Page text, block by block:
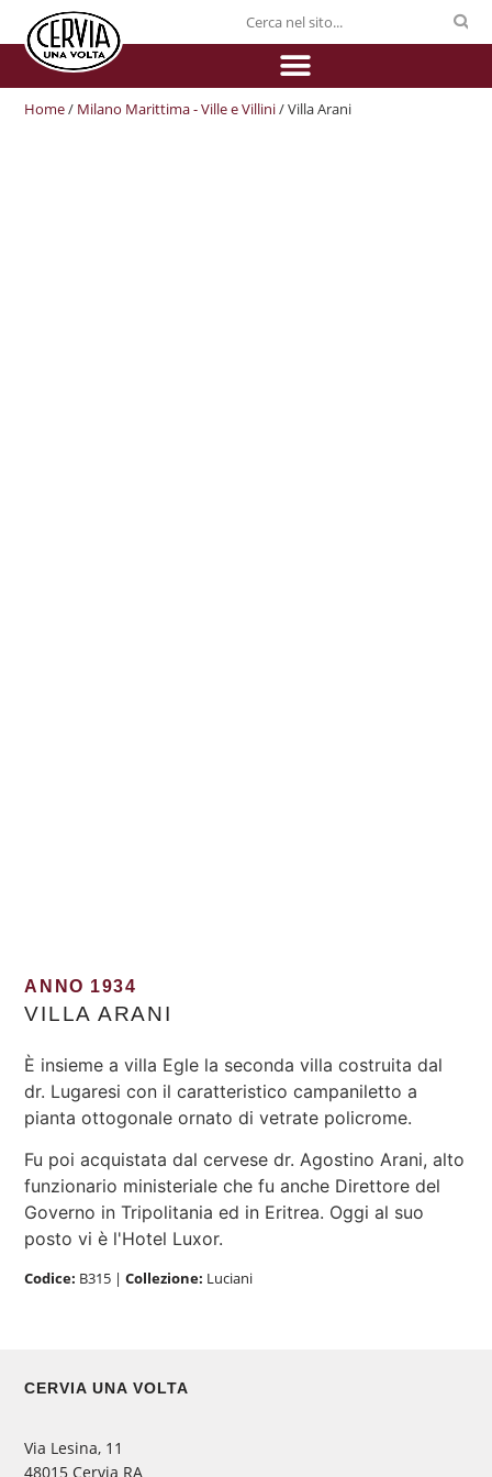
Home/ Milano Marittima - Ville e Villini/ Villa Arani
ANNO 1934
VILLA ARANI
È insieme a villa Egle la seconda villa costruita dal
dr. Lugaresi con il caratteristico campaniletto a
pianta ottogonale ornato di vetrate policrome.
Fu poi acquistata dal cervese dr. Agostino Arani, alto
funzionario ministeriale che fu anche Direttore del
Governo in Tripolitania ed in Eritrea. Oggi al suo
posto vi è l'Hotel Luxor.
Codice: B315 |Collezione: Luciani
CERVIA UNA VOLTA
Via Lesina, 11
48015 Cervia RA